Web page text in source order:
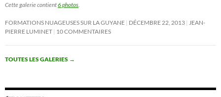
Cette galerie contient6 photos
FORMATIONS NUAGEUSES SUR LA GUYANE DÉCEMBRE 22, 2013
JEAN-
PIERRE LUMINET 10 COMMENTAIRES
TOUTES LES GALERIES →